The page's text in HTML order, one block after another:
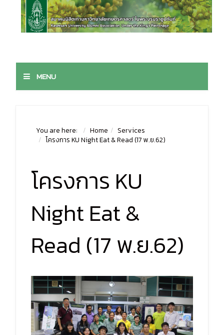
MENU
You are here: Home
Services
โครงการ KU Night Eat & Read (17 พ.ย.62)
โครงการ KU
Night Eat &
Read (17 พ.ย.62)